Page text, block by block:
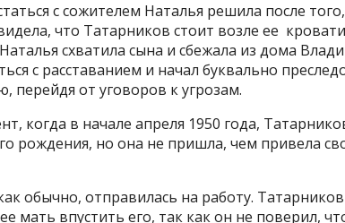
с сожителем Наталья решила после
что Татарников стоит возле ее
схватила сына и сбежала из дома
с расставанием и начал буквально
перейдя от уговоров к угрозам.
когда в начале апреля 1950 года,
рождения, но она не пришла, чем привела
обычно, отправилась на работу.
мать впустить его, так как он не поверил,